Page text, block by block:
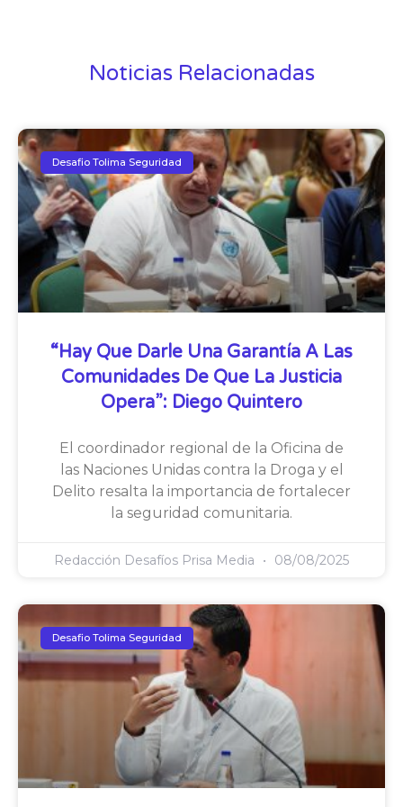
Noticias Relacionadas
Desafio Tolima Seguridad
“Hay Que Darle Una Garantía A Las
Comunidades De Que La Justicia
Opera”: Diego Quintero
El coordinador regional de la Oficina de
las Naciones Unidas contra la Droga y el
Delito resalta la importancia de fortalecer
la seguridad comunitaria.
Redacción Desafíos Prisa Media 08/08/2025
Desafio Tolima Seguridad